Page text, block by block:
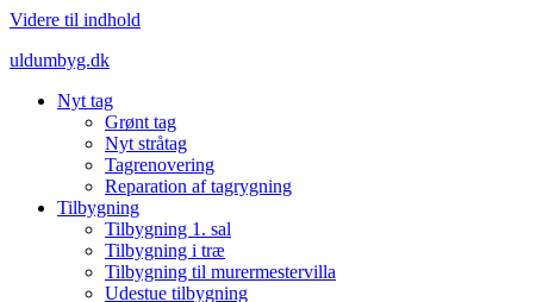
Videre til indhold
uldumbyg.dk
Nyt tag
Grønt tag
Nyt stråtag
Tagrenovering
Reparation af tagrygning
Tilbygning
Tilbygning 1. sal
Tilbygning i træ
Tilbygning til murermestervilla
Udestue tilbygning